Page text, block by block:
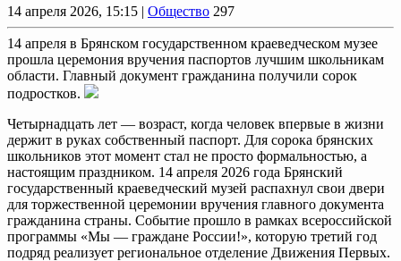
14 апреля 2026, 15:15 | Общество 297
14 апреля в Брянском государственном краеведческом музее
прошла церемония вручения паспортов лучшим школьникам
области. Главный документ гражданина получили сорок
подростков.
Четырнадцать лет — возраст, когда человек впервые в жизни
держит в руках собственный паспорт. Для сорока брянских
школьников этот момент стал не просто формальностью, а
настоящим праздником. 14 апреля 2026 года Брянский
государственный краеведческий музей распахнул свои двери
для торжественной церемонии вручения главного документа
гражданина страны. Событие прошло в рамках всероссийской
программы «Мы — граждане России!», которую третий год
подряд реализует региональное отделение Движения Первых.